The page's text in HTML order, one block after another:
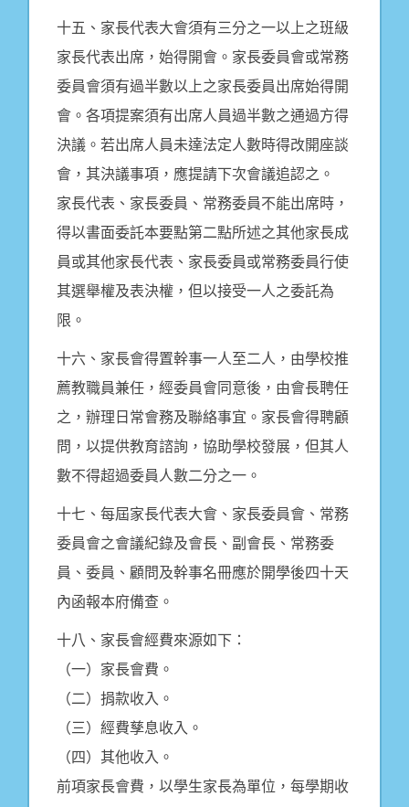
十五、家長代表大會須有三分之一以上之班級
家長代表出席，始得開會。家長委員會或常務
委員會須有過半數以上之家長委員出席始得開
會。各項提案須有出席人員過半數之通過方得
決議。若出席人員未達法定人數時得改開座談
會，其決議事項，應提請下次會議追認之。
家長代表、家長委員、常務委員不能出席時，
得以書面委託本要點第二點所述之其他家長成
員或其他家長代表、家長委員或常務委員行使
其選舉權及表決權，但以接受一人之委託為
限。
十六、家長會得置幹事一人至二人，由學校推
薦教職員兼任，經委員會同意後，由會長聘任
之，辦理日常會務及聯絡事宜。家長會得聘顧
問，以提供教育諮詢，協助學校發展，但其人
數不得超過委員人數二分之一。
十七、每屆家長代表大會、家長委員會、常務
委員會之會議紀錄及會長、副會長、常務委
員、委員、顧問及幹事名冊應於開學後四十天
內函報本府備查。
十八、家長會經費來源如下：
（一）家長會費。
（二）捐款收入。
（三）經費孳息收入。
（四）其他收入。
前項家長會費，以學生家長為單位，每學期收